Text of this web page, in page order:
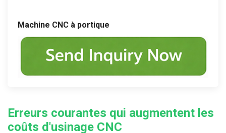
Machine CNC à portique
Erreurs courantes qui augmentent les
coûts d'usinage CNC